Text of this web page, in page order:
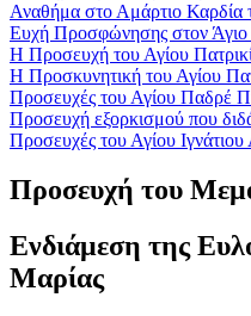
Αναθήμα στο Αμάρτιο Καρδία
Ευχή Προσφώνησης στον
Η Προσευχή του Αγίου
Η Προσκυνητική του Αγίου
Προσευχές του Αγίου Παδρέ
Προσευχή εξορκισμού που
Προσευχές του Αγίου Ιγνάτιου
Προσευχή του
Ενδιάμεση της
Μαρίας